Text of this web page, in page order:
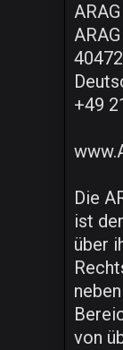
+49
Die
ist
über
von